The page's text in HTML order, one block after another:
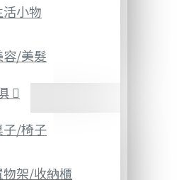
活小物
容/美髮
子/椅子
物架/收納櫃